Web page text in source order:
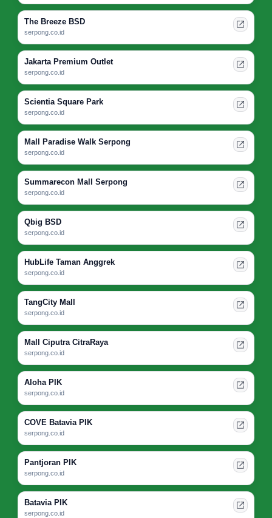
The Breeze BSD
serpong.co.id
Jakarta Premium Outlet
serpong.co.id
Scientia Square Park
serpong.co.id
Mall Paradise Walk Serpong
serpong.co.id
Summarecon Mall Serpong
serpong.co.id
Qbig BSD
serpong.co.id
HubLife Taman Anggrek
serpong.co.id
TangCity Mall
serpong.co.id
Mall Ciputra CitraRaya
serpong.co.id
Aloha PIK
serpong.co.id
COVE Batavia PIK
serpong.co.id
Pantjoran PIK
serpong.co.id
Batavia PIK
serpong.co.id